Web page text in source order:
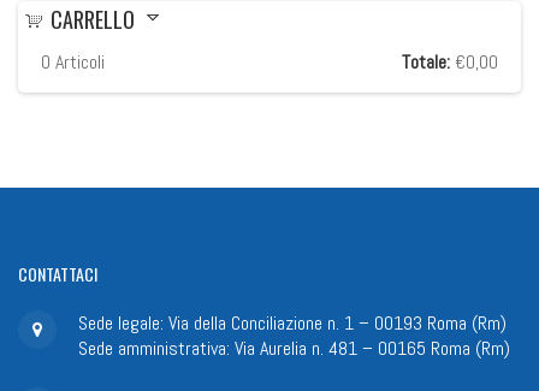
CARRELLO
0 Articoli Totale: €0,00
CONTATTACI
Sede legale: Via della Conciliazione n. 1 – 00193 Roma (Rm)
Sede amministrativa: Via Aurelia n. 481 – 00165 Roma (Rm)